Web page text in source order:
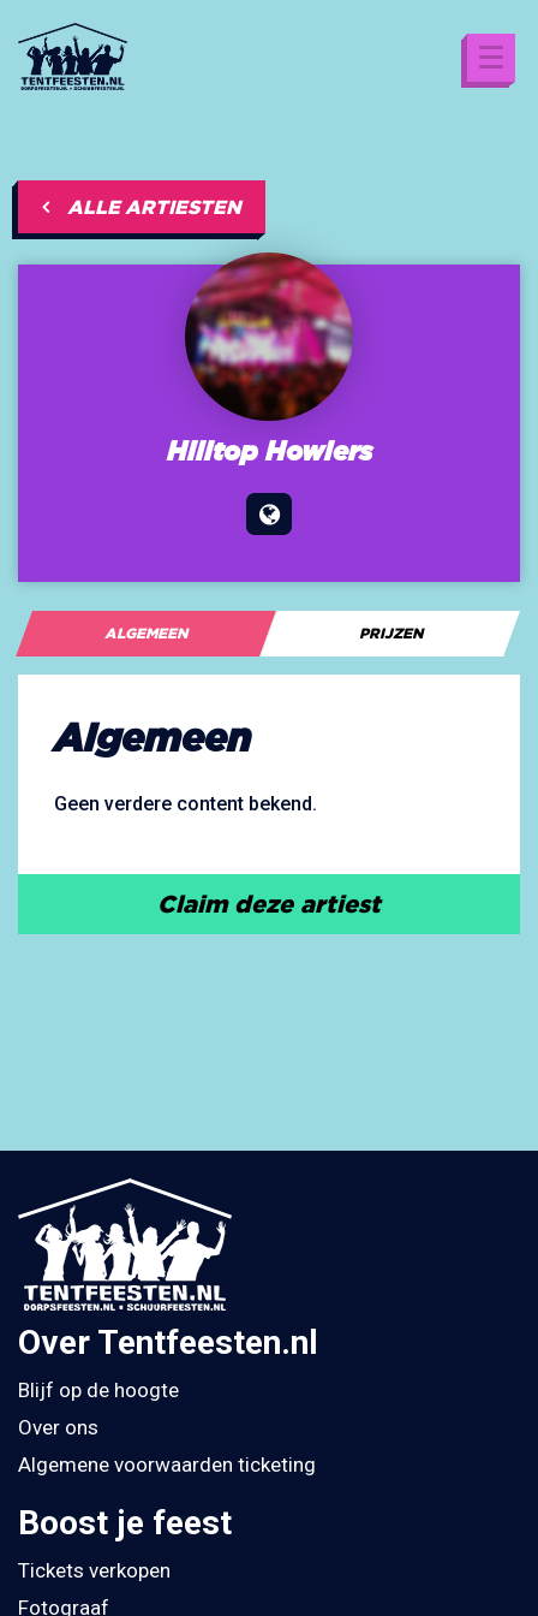
ALLE ARTIESTEN
Hilltop Howlers
ALGEMEEN PRIJZEN
Algemeen
Geen verdere content bekend.
Claim deze artiest
Over Tentfeesten.nl
Blijf op de hoogte
Over ons
Algemene voorwaarden ticketing
Boost je feest
Tickets verkopen
Fotograaf